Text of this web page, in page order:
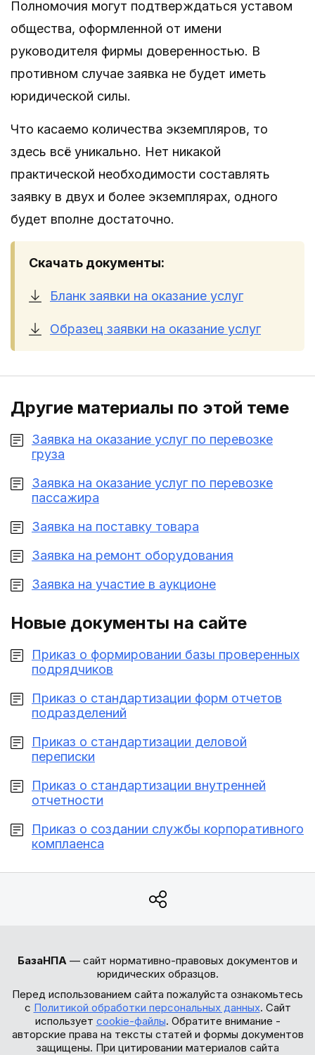
Полномочия могут подтверждаться уставом
общества, оформленной от имени
руководителя фирмы доверенностью. В
противном случае заявка не будет иметь
юридической силы.
Что касаемо количества экземпляров, то
здесь всё уникально. Нет никакой
практической необходимости составлять
заявку в двух и более экземплярах, одного
будет вполне достаточно.
Скачать документы:
Бланк заявки на оказание услуг
Образец заявки на оказание услуг
Другие материалы по этой теме
Заявка на оказание услуг по перевозке
груза
Заявка на оказание услуг по перевозке
пассажира
Заявка на поставку товара
Заявка на ремонт оборудования
Заявка на участие в аукционе
Новые документы на сайте
Приказ о формировании базы проверенных
подрядчиков
Приказ о стандартизации форм отчетов
подразделений
Приказ о стандартизации деловой
переписки
Приказ о стандартизации внутренней
отчетности
Приказ о создании службы корпоративного
комплаенса
БазаНПА — сайт нормативно-правовых документов и
юридических образцов.
Перед использованием сайта пожалуйста ознакомьтесь
с Политикой обработки персональных данных. Сайт
использует cookie-файлы. Обратите внимание -
авторские права на тексты статей и формы документов
защищены. При цитировании материалов сайта